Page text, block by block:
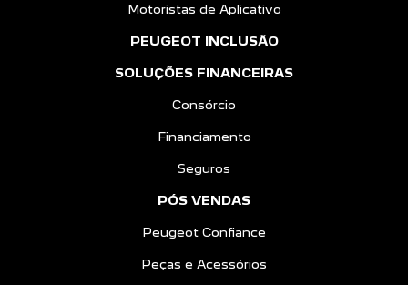
Motoristas de Aplicativo
PEUGEOT INCLUSÃO
SOLUÇÕES FINANCEIRAS
Consórcio
Financiamento
Seguros
PÓS VENDAS
Peugeot Confiance
Peças e Acessórios